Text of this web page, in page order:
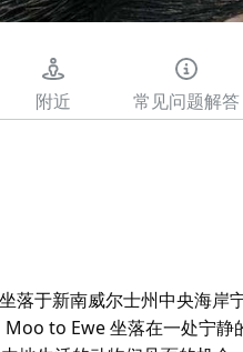
附近 常见问题解答
落于新南威尔士州中央海岸
to Ewe 坐落在一处宁静